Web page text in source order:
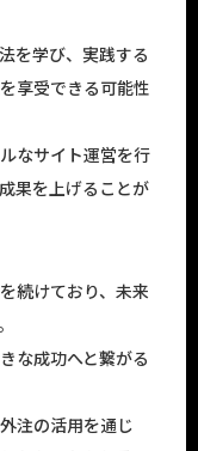
を学び、実践する
享受できる可能性
なサイト運営を行
果を上げることが
続けており、未来
な成功へと繋がる
注の活用を通じ